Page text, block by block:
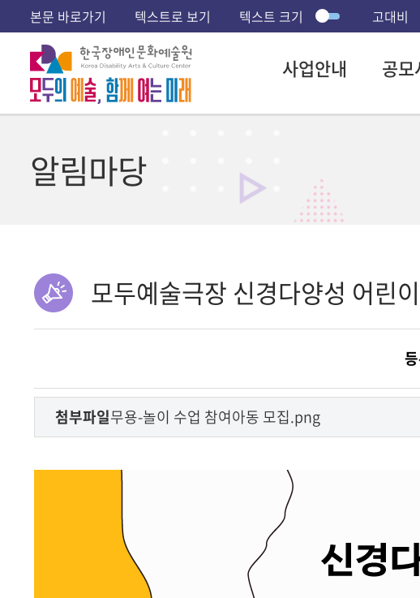
본문 바로가기 텍스트로 보기 텍스트 크기 고대비
사업안내 공모
알림마당
모두예술극장 신경다양성 어린
첨부파일무용-놀이 수업 참여아동 모집.png